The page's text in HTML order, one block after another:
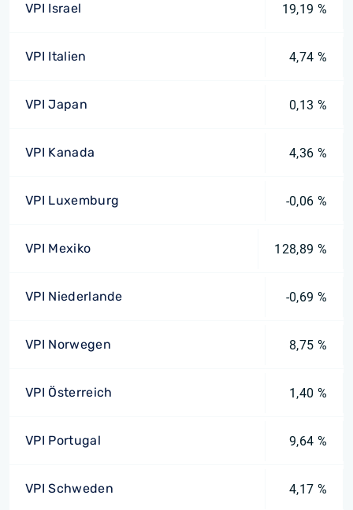
VPI Israel 19,19 %
VPI Italien 4,74 %
VPI Japan 0,13 %
VPI Kanada 4,36 %
VPI Luxemburg -0,06 %
VPI Mexiko 128,89 %
VPI Niederlande -0,69 %
VPI Norwegen 8,75 %
VPI Österreich 1,40 %
VPI Portugal 9,64 %
VPI Schweden 4,17 %